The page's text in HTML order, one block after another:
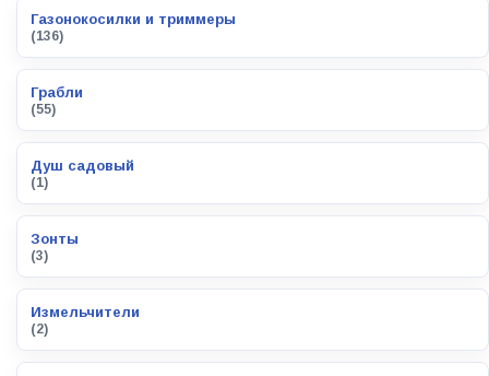
Газонокосилки и триммеры
(136)
Грабли
(55)
Душ садовый
(1)
Зонты
(3)
Измельчители
(2)